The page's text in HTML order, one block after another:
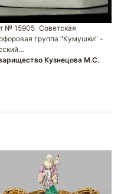
№ 15905 Советская
группа "Кумушки" -
Кузнецова М.С.